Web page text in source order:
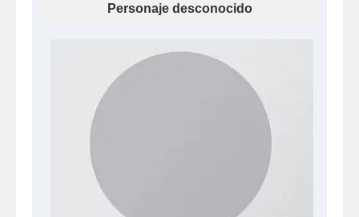
Personaje desconocido